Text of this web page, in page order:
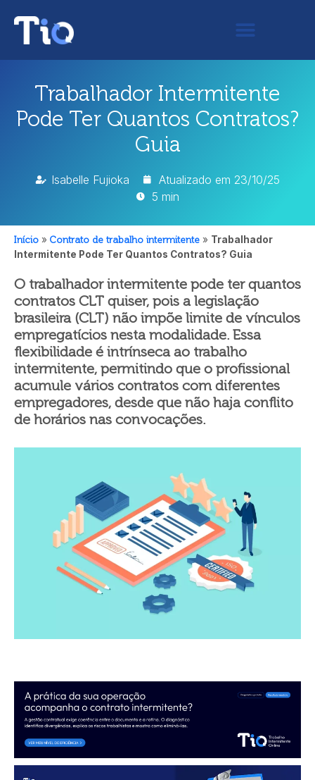
Trabalhador Intermitente
Pode Ter Quantos Contratos?
Guia
Isabelle Fujioka Atualizado em 23/10/25
5 min
Início » Contrato de trabalho intermitente » Trabalhador
Intermitente Pode Ter Quantos Contratos? Guia
O trabalhador intermitente pode ter quantos
contratos CLT quiser, pois a legislação
brasileira (CLT) não impõe limite de vínculos
empregatícios nesta modalidade. Essa
flexibilidade é intrínseca ao trabalho
intermitente, permitindo que o profissional
acumule vários contratos com diferentes
empregadores, desde que não haja conflito
de horários nas convocações.